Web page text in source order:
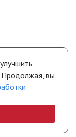
Продолжая, вы